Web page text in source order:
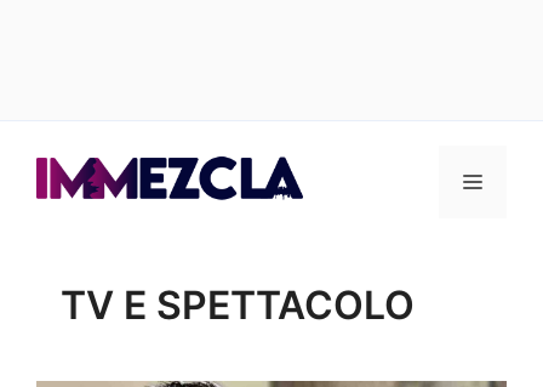
Menu
TV E SPETTACOLO